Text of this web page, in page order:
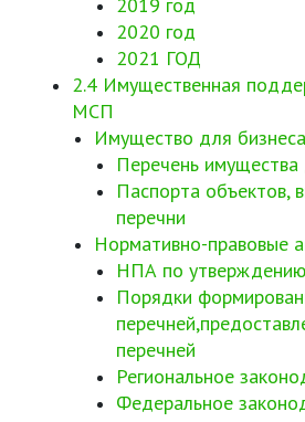
2020 год
2021 ГОД
2.4 Имущественная
МСП
Имущество для бизнеса
Перечень
Паспорта объектов,
перечни
Нормативно-правовые
НПА по
Порядки
перечней
Региональное
Федеральное